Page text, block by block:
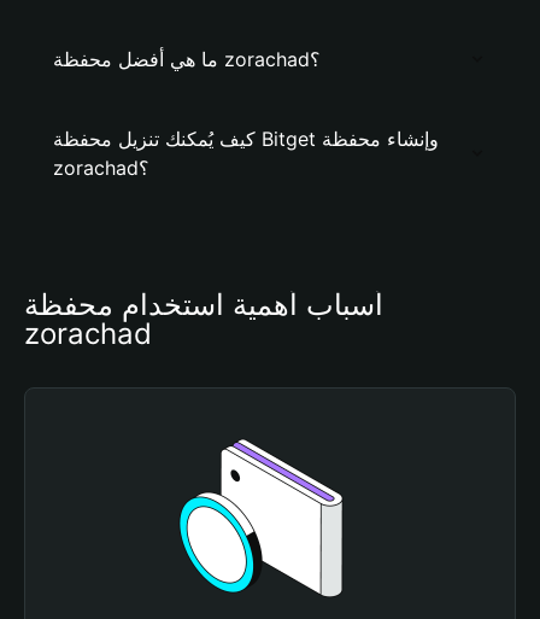
ما هي أفضل محفظة zorachad؟
كيف يُمكنك تنزيل محفظة Bitget وإنشاء محفظة
zorachad؟
أسباب أهمية استخدام محفظة
zorachad